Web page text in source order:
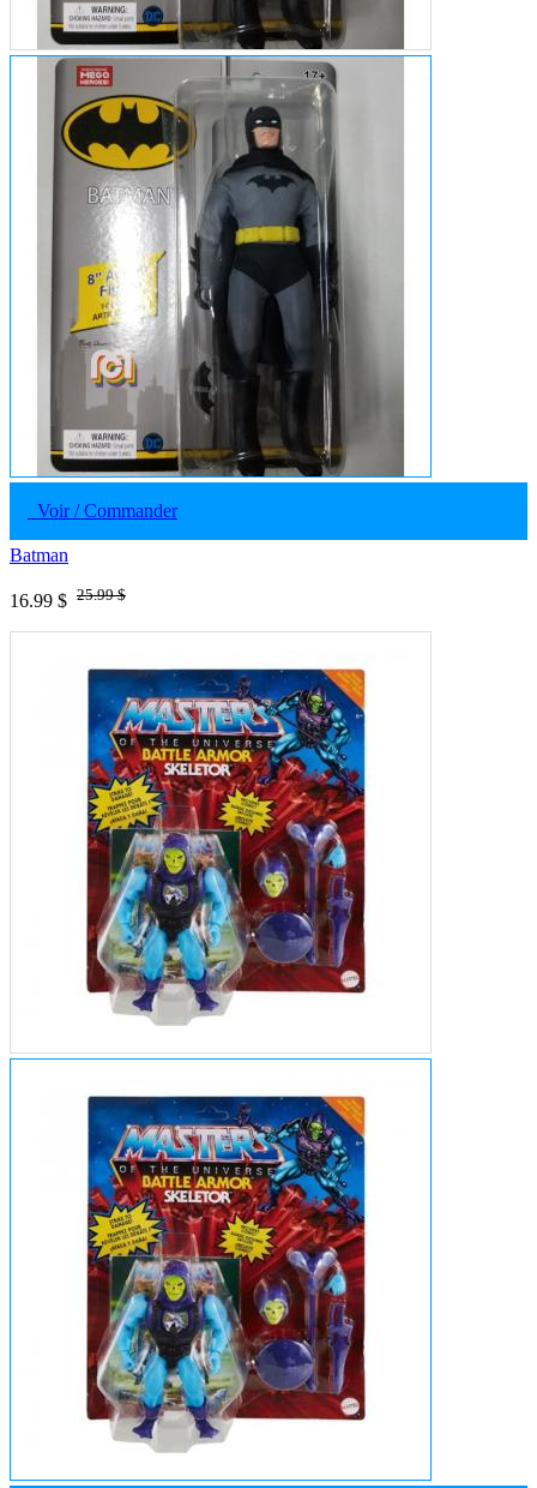
Voir / Commander
Batman
16.99 $ 25.99 $